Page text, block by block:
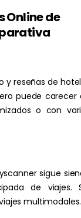
Online de
y reseñas de
puede carecer
o con
sigue
de viajes.
multimodales.